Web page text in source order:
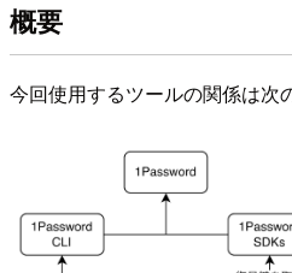
概要
今回使用するツールの関係は次